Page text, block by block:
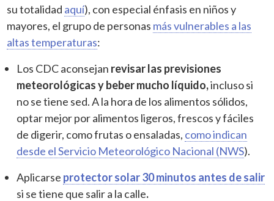
su totalidad aquí), con especial énfasis en niños y
mayores, el grupo de personas más vulnerables a las
altas temperaturas:
Los CDC aconsejan revisar las previsiones
meteorológicas y beber mucho líquido,incluso si
no se tiene sed. A la hora de los alimentos sólidos,
optar mejor por alimentos ligeros, frescos y fáciles
de digerir, como frutas o ensaladas, como indican
desde el Servicio Meteorológico Nacional (NWS).
Aplicarse protector solar 30 minutos antes de salir
si se tiene que salir a la calle.